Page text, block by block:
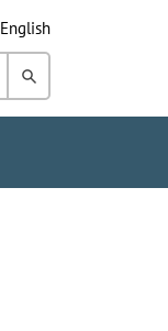
English
Rechercher
dans
Grand